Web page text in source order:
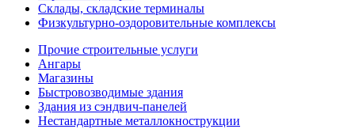
Склады, складские терминалы
Физкультурно-оздоровительные комплексы
Прочие строительные услуги
Ангары
Магазины
Быстровозводимые здания
Здания из сэндвич-панелей
Нестандартные металлокнострукции